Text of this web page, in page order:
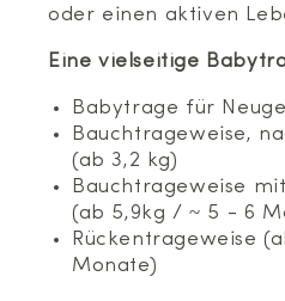
oder einen aktiven
Eine vielseitige
Babytrage für
Bauchtrageweise,
(ab 3,2 kg)
Bauchtrageweise
(ab 5,9kg / ~ 5 - 6
Rückentrageweise
Monate)